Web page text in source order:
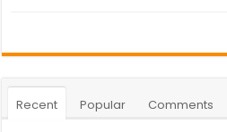
Recent Popular Comments